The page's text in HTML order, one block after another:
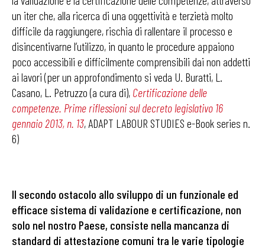
un iter che, alla ricerca di una oggettività e terzietà molto
difficile da raggiungere, rischia di rallentare il processo e
disincentivarne l’utilizzo, in quanto le procedure appaiono
poco accessibili e difficilmente comprensibili dai non addetti
ai lavori (per un approfondimento si veda U. Buratti, L.
Casano, L. Petruzzo (a cura di), Certificazione delle
competenze. Prime riflessioni sul decreto legislativo 16
gennaio 2013, n. 13, ADAPT LABOUR STUDIES e-Book series n.
6)
Il secondo ostacolo allo sviluppo di un funzionale ed
efficace sistema di validazione e certificazione, non
solo nel nostro Paese, consiste nella mancanza di
standard di attestazione comuni tra le varie tipologie